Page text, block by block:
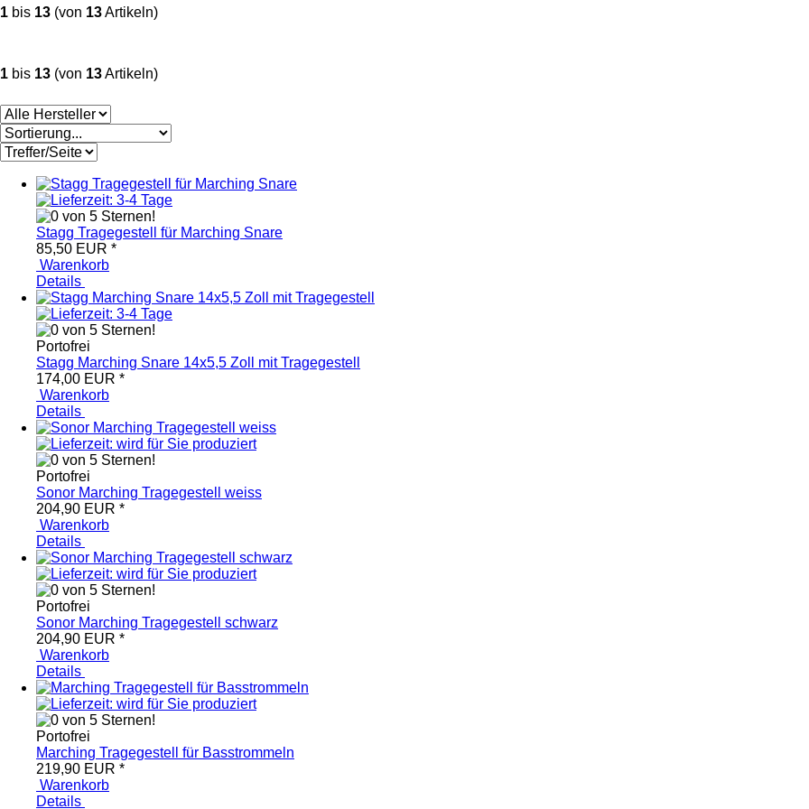
1 bis 13 (von 13Artikeln)
1 bis 13 (von 13Artikeln)
Stagg Tragegestell für Marching Snare
85,50 EUR *
Warenkorb
Details
Portofrei
Stagg Marching Snare 14x5,5 Zoll mit Tragegestell
174,00 EUR *
Warenkorb
Details
Portofrei
Sonor Marching Tragegestell weiss
204,90 EUR *
Warenkorb
Details
Portofrei
Sonor Marching Tragegestell schwarz
204,90 EUR *
Warenkorb
Details
Portofrei
Marching Tragegestell für Basstrommeln
219,90 EUR *
Warenkorb
Details